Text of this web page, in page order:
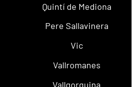
Quintí de Mediona
Pere Sallavinera
Vic
Vallromanes
Vallgorguina